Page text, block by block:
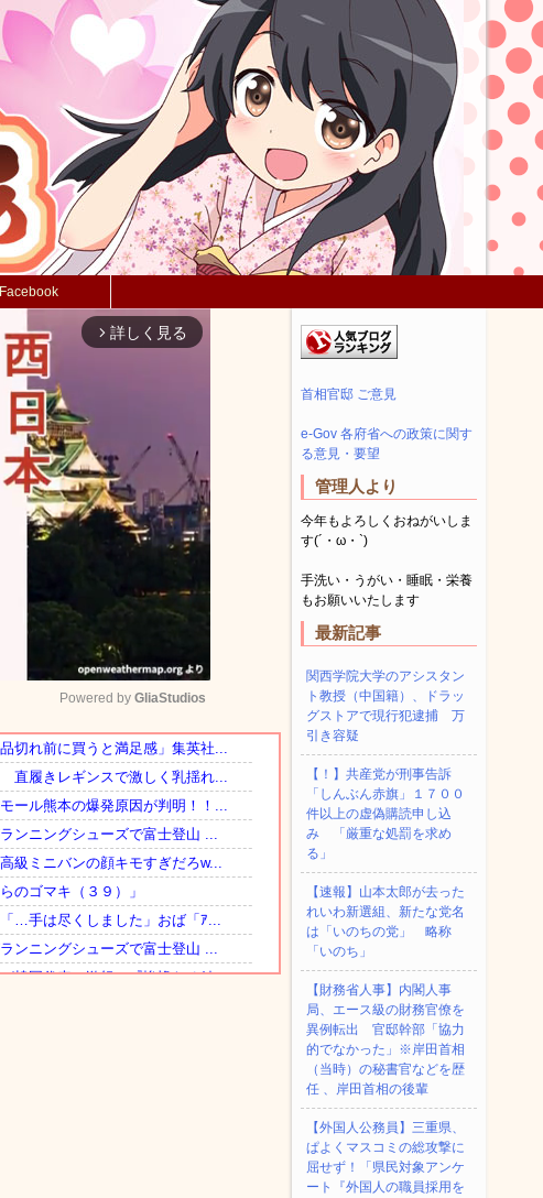
Facebook
arrow_forward_ios 詳しく見る
Mute
Powered by GliaStudios
首相官邸 ご意見
e-Gov 各府省への政策に関す
る意見・要望
管理人より
今年もよろしくおねがいしま
す(´・ω・`)
手洗い・うがい・睡眠・栄養
もお願いいたします
最新記事
関西学院大学のアシスタン
ト教授（中国籍）、ドラッ
グストアで現行犯逮捕 万
引き容疑
【！】共産党が刑事告訴
「しんぶん赤旗」１７００
件以上の虚偽購読申し込
み 「厳重な処罰を求め
る」
【速報】山本太郎が去った
れいわ新選組、新たな党名
は「いのちの党」 略称
「いのち」
【財務省人事】内閣人事
局、エース級の財務官僚を
異例転出 官邸幹部「協力
的でなかった」※岸田首相
（当時）の秘書官などを歴
任 、岸田首相の後輩
【外国人公務員】三重県、
ぱよくマスコミの総攻撃に
屈せず！「県民対象アンケ
ート『外国人の職員採用を